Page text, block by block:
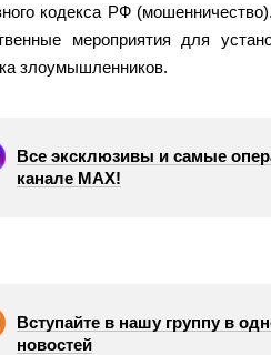
кодекса РФ
мероприятия для
злоумышленников.
Все эксклюзивы и самые
канале МАХ!
Вступайте в нашу группу в
новостей